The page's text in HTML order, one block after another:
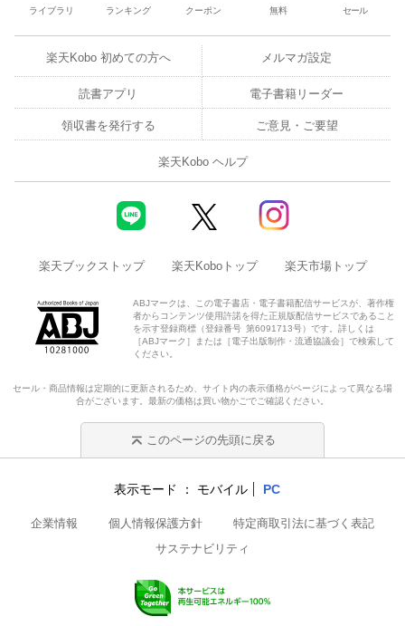
ライブラリ ランキング クーポン 無料 セール
楽天Kobo 初めての方へ メルマガ設定
読書アプリ 電子書籍リーダー
領収書を発行する ご意見・ご要望
楽天Kobo ヘルプ
楽天ブックストップ 楽天Koboトップ 楽天市場トップ
ABJマークは、この電子書店・電子書籍配信サービスが、著作権
者からコンテンツ使用許諾を得た正規版配信サービスであること
を示す登録商標（登録番号 第6091713号）です。詳しくは
［ABJマーク］または［電子出版制作・流通協議会］で検索して
ください。
セール・商品情報は定期的に更新されるため、サイト内の表示価格がページによって異なる場
合がございます。最新の価格は買い物かごでご確認ください。
このページの先頭に戻る
表示モード モバイル PC
企業情報 個人情報保護方針
特定商取引法に基づく表記
サステナビリティ